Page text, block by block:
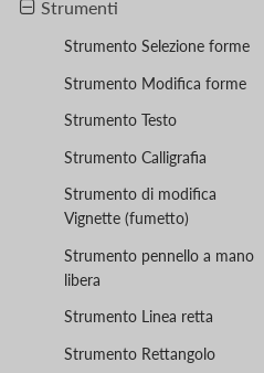
Strumenti
Strumento Selezione forme
Strumento Modifica forme
Strumento Testo
Strumento Calligrafia
Strumento di modifica
Vignette (fumetto)
Strumento pennello a mano
libera
Strumento Linea retta
Strumento Rettangolo